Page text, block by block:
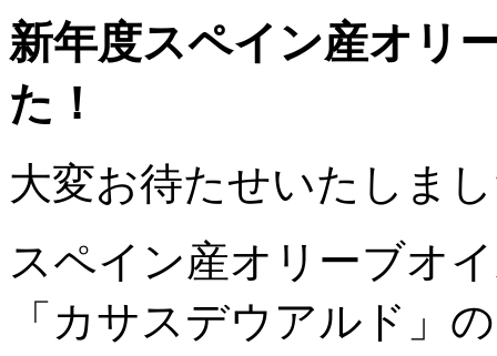
新年度スペイン産オ
た！
大変お待たせいたしま
スペイン産オリーブオ
「カサスデウアルド」の